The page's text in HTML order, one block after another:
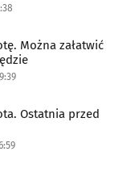
Można załatwić
Ostatnia przed